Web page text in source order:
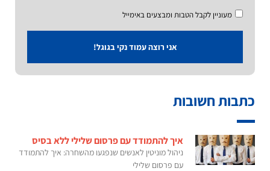
מעוניין לקבל הטבות ומבצעים באימייל
אני רוצה עמוד נקי בגוגל!
כתבות חשובות
איך להתמודד עם פרסום שלילי ללא בסיס
ניהול מוניטין לאנשים שנפגעו מהשחרה: איך להתמודד
עם פרסום שלילי